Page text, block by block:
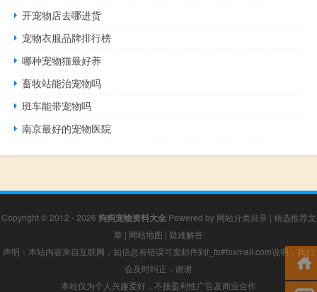
开宠物店去哪进货
宠物衣服品牌排行榜
哪种宠物猫最好养
畜牧站能治宠物吗
班车能带宠物吗
南京最好的宠物医院
Copyright © 2012 - 2026 狗狗宠物资料大全Powered by 网站分类目录 | 精选推荐文
章 | 网站地图 | 疑难解答
声明：本站内容来自互联网，如信息有错误可发邮件到f_fb#foxmail.com说明，我们
会及时纠正，谢谢
本站仅为个人兴趣爱好，不接盈利性广告及商业合作